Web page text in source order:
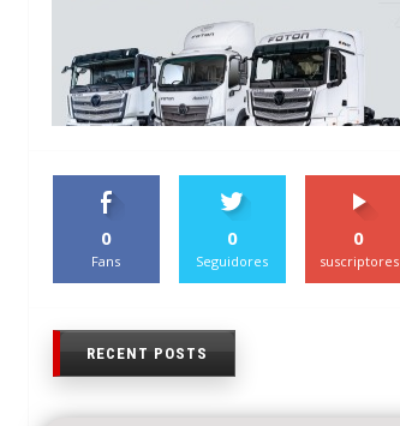
0
Fans
0
Seguidores
0
suscriptores
RECENT POSTS